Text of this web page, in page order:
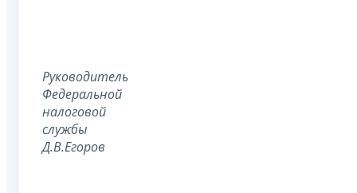
Руководитель
Федеральной
налоговой
службы
Д.В.Егоров